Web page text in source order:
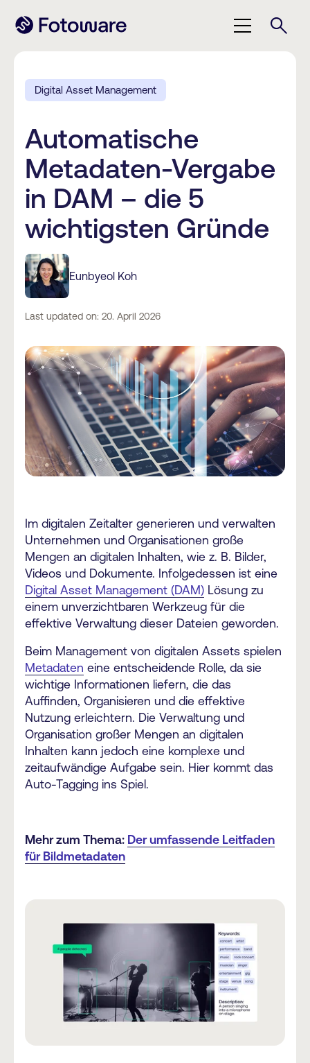
Digital Asset Management
Automatische
Metadaten-Vergabe
in DAM – die 5
wichtigsten Gründe
Eunbyeol Koh
Last updated on: 20. April 2026
Im digitalen Zeitalter generieren und verwalten
Unternehmen und Organisationen große
Mengen an digitalen Inhalten, wie z. B. Bilder,
Videos und Dokumente. Infolgedessen ist eine
Digital Asset Management (DAM) Lösung zu
einem unverzichtbaren Werkzeug für die
effektive Verwaltung dieser Dateien geworden.
Beim Management von digitalen Assets spielen
Metadaten eine entscheidende Rolle, da sie
wichtige Informationen liefern, die das
Auffinden, Organisieren und die effektive
Nutzung erleichtern. Die Verwaltung und
Organisation großer Mengen an digitalen
Inhalten kann jedoch eine komplexe und
zeitaufwändige Aufgabe sein. Hier kommt das
Auto-Tagging ins Spiel.
Mehr zum Thema: Der umfassende Leitfaden
für Bildmetadaten